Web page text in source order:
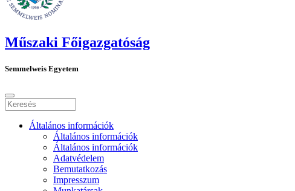
Műszaki Főigazgatóság
Semmelweis Egyetem
Általános információk
Általános információk
Általános információk
Adatvédelem
Bemutatkozás
Impresszum